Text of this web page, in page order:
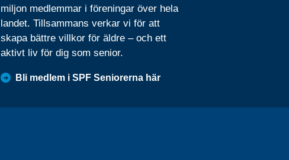
miljon medlemmar i föreningar över hela
landet. Tillsammans verkar vi för att
skapa bättre villkor för äldre – och ett
aktivt liv för dig som senior.
Bli medlem i SPF Seniorerna här